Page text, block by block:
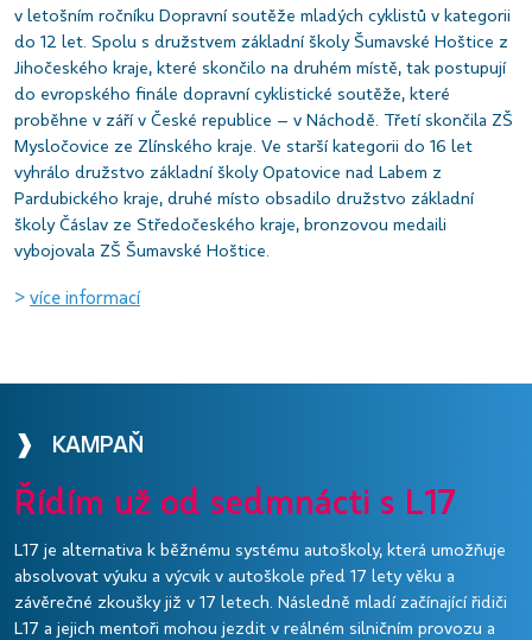
v letošním ročníku Dopravní soutěže mladých cyklistů v kategorii
do 12 let. Spolu s družstvem základní školy Šumavské Hoštice z
Jihočeského kraje, které skončilo na druhém místě, tak postupují
do evropského finále dopravní cyklistické soutěže, které
proběhne v září v České republice – v Náchodě. Třetí skončila ZŠ
Mysločovice ze Zlínského kraje. Ve starší kategorii do 16 let
vyhrálo družstvo základní školy Opatovice nad Labem z
Pardubického kraje, druhé místo obsadilo družstvo základní
školy Čáslav ze Středočeského kraje, bronzovou medaili
vybojovala ZŠ Šumavské Hoštice.
> více informací
❱ KAMPAŇ
Řídím už od sedmnácti s L17
L17 je alternativa k běžnému systému autoškoly, která umožňuje
absolvovat výuku a výcvik v autoškole před 17 lety věku a
závěrečné zkoušky již v 17 letech. Následně mladí začínající řidiči
L17 a jejich mentoři mohou jezdit v reálném silničním provozu a